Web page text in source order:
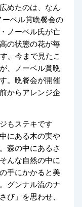
めたのは、なん
ベル賞晩餐会の
ノーベル氏が亡
の状態の花が毎
。今まで見たこ
、ノーベル賞晩
。晩餐会が開催
からアレンジ企
もステキです
にある木の実や
森の中にあるさ
んな自然の中に
手にかかると美
グンナル流のナ
び」を思わせ、